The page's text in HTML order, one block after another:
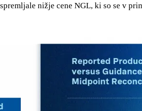
nižje cene NGL, ki so se v